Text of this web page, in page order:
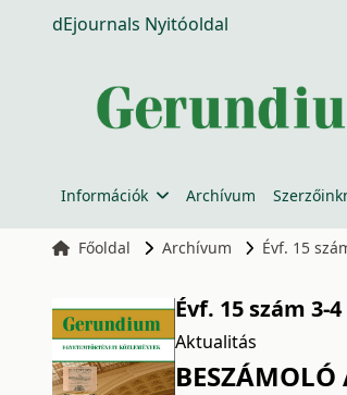
dEjournals Nyitóoldal
Információk Archívum
Főoldal Archívum Évf. 15
Évf. 15 szám 3-
Aktualitás
BESZÁMOLÓ